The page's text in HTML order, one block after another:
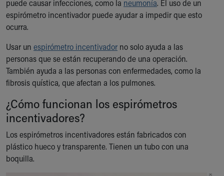
Safe Sleep for Babies
Who We Are
Building a Brighter Future
Our Mission, Vision, Promise
Calendar of Events
Connect With Us
Our Culture of Caring
Newsroom
Our Leadership
Quality and Patient Safety
Unity and Engagement
puede causar infecciones, como la neumonía. El uso de un
espirómetro incentivador puede ayudar a impedir que esto
ocurra.
Usar un espirómetro incentivador no solo ayuda a las
personas que se están recuperando de una operación.
También ayuda a las personas con enfermedades, como la
fibrosis quística, que afectan a los pulmones.
¿Cómo funcionan los espirómetros
incentivadores?
Los espirómetros incentivadores están fabricados con
plástico hueco y transparente. Tienen un tubo con una
boquilla.